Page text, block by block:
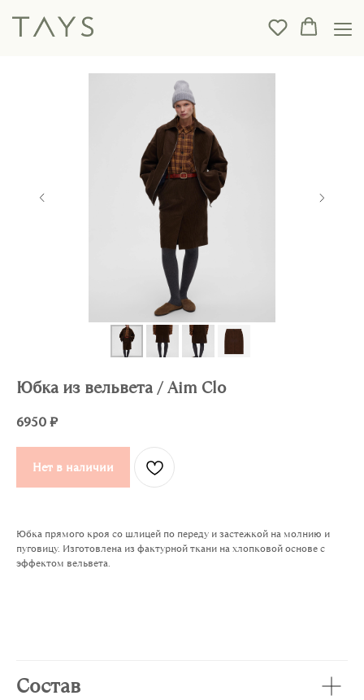
Юбка из вельвета / Aim Clo
6950₽
Нет в наличии
Юбка прямого кроя со шлицей по переду и застежкой на молнию и
пуговицу. Изготовлена из фактурной ткани на хлопковой основе с
эффектом вельвета.
Состав